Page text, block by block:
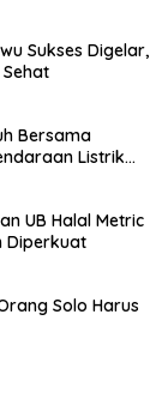
Sukses Digelar,
Bersama
Listrik
UB Halal Metric
Diperkuat
Solo Harus